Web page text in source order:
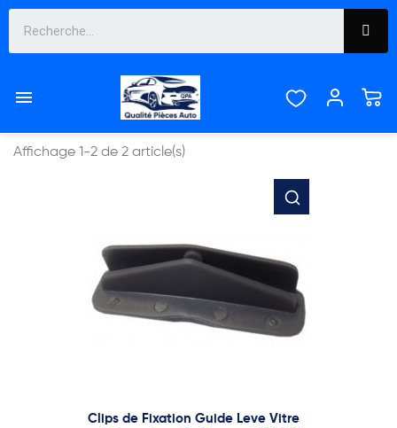

LEVE VITRE

Affichage 1-2 de 2 article(s)
Clips de Fixation Guide Leve Vitre